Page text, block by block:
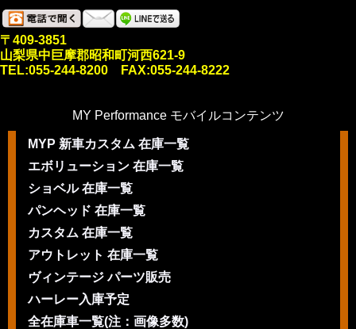
〒409-3851
山梨県中巨摩郡昭和町河西621-9
TEL:055-244-8200 FAX:055-244-8222
MY Performance モバイルコンテンツ
MYP 新車カスタム 在庫一覧
エボリューション 在庫一覧
ショベル 在庫一覧
パンヘッド 在庫一覧
カスタム 在庫一覧
アウトレット 在庫一覧
ヴィンテージ パーツ販売
ハーレー入庫予定
全在庫車一覧(注：画像多数)